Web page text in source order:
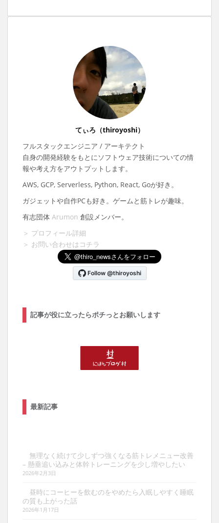
てぃろ（thiroyoshi）
フルスタックエンジニア / アーキテクト
自身の開発経験をもとにソフトウェア技術についての情
報や考え方をアウトプットします。
AWS, GCP, Serverless, Python, React, Goが好き。
ガジェットや自作PCも好き。ゲームと筋トレが趣味。
有志団体 Arumon 創設メンバー。
＞ プロフィール詳細
＞ お問い合わせはコチラ
記事が役に立ったらポチっとお願いします
最新記事
無理なく続けて少しずつ強くなる筋トレメニュー改善
– 懸垂追い込みと体幹トレーニングを少し増やしたい
2026年2月3日
昼時にコーヒーを飲むのをやめたら入眠しやすく睡眠
の質も上がった話
2026年1月17日